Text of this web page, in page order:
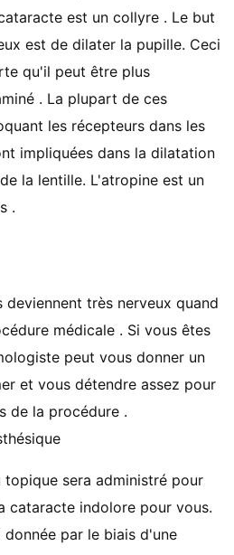
est un collyre . Le but
est de dilater la pupille. Ceci
qu'il peut être plus
. La plupart de ces
les récepteurs dans les
impliquées dans la dilatation
la lentille. L'atropine est un
.
deviennent très nerveux quand
médicale . Si vous êtes
peut vous donner un
et vous détendre assez pour
de la procédure .
topique sera administré pour
cataracte indolore pour vous.
par le biais d'une